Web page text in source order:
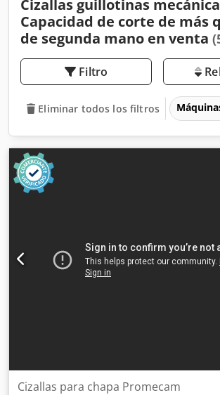
Cizallas guillotinas
Capacidad de corte de más
de segunda mano en venta
Filtro
Eliminar todos los filtros
Cizallas para chapa Promecam